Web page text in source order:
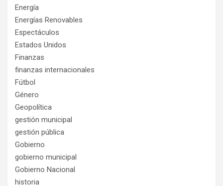
Energía
Energías Renovables
Espectáculos
Estados Unidos
Finanzas
finanzas internacionales
Fútbol
Género
Geopolítica
gestión municipal
gestión pública
Gobierno
gobierno municipal
Gobierno Nacional
historia